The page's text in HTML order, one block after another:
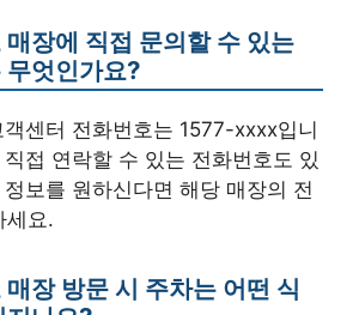
장에 직접 문의할 수 있는
무엇인가요?
센터 전화번호는 1577-xxxx입니
접 연락할 수 있는 전화번호도 있
보를 원하신다면 해당 매장의 전
세요.
장 방문 시 주차는 어떤 식